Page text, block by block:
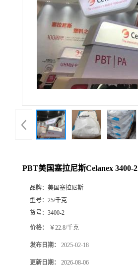
PBT美国塞拉尼斯Celanex 3400-2
品牌： 美国塞拉尼斯
型号： 25/千克
货号： 3400-2
价格： ￥22.8/千克
发布日期： 2025-02-18
更新日期： 2026-08-06